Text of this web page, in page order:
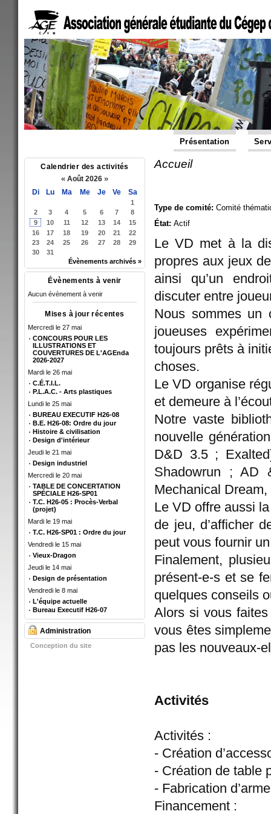
Présentation
Calendrier des activités
« Août 2026 »
Di Lu Ma Me Je Ve Sa
1
2
3 4 5 6 7
8
9
10 11 12 13 14
15
16
17 18 19 20 21
22
23
24 25 26 27 28
29
30
31
Évènements archivés »
Évènements à venir
Aucun évènement à venir
Mises à jour récentes
Mercredi le 27 mai
CONCOURS POUR LES
ILLUSTRATIONS ET
COUVERTURES DE L'AGEnda
2026-2027
Mardi le 26 mai
C.É.T.I.L.
P.L.A.C. - Arts plastiques
Lundi le 25 mai
BUREAU EXECUTIF H26-08
B.E. H26-08: Ordre du jour
Histoire & civilisation
Design d'intérieur
Jeudi le 21 mai
Design industriel
Mercredi le 20 mai
TABLE DE CONCERTATION
SPÉCIALE H26-SP01
T.C. H26-05 : Procès-Verbal
(projet)
Mardi le 19 mai
T.C. H26-SP01 : Ordre du jour
Vendredi le 15 mai
Vieux-Dragon
Jeudi le 14 mai
Design de présentation
Vendredi le 8 mai
L'équipe actuelle
Bureau Executif H26-07
Administration
Conception du site
Vous êtes ici
Accueil
Type de comité: Comité
État: Actif
Le VD met à la
propres aux jeux
ainsi qu’un
discuter entre
Nous sommes un
joueuses
toujours prêts à
choses.
Le VD organise
et demeure à
Notre vaste
nouvelle
D&D 3.5 ;
Shadowrun ; AD
Mechanical
Le VD offre aussi
de jeu, d’afficher
peut vous fournir
Finalement,
présent-e-s et se
quelques conseils
Alors si vous
vous êtes
pas les nouveaux-
Activités
Activités :
- Création
- Création de table
- Fabrication
Financement :